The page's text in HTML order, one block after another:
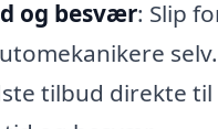
og besvær: Slip
tilbud direkte til